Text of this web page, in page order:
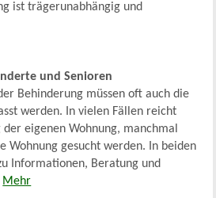
ist trägerunabhängig und
und Senioren
Behinderung müssen oft auch die
werden. In vielen Fällen reicht
eigenen Wohnung, manchmal
Wohnung gesucht werden. In beiden
Informationen, Beratung und
Mehr